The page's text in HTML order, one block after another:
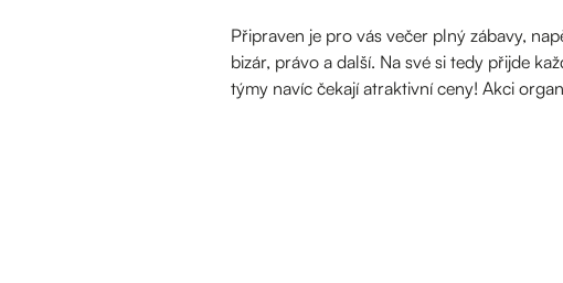
Připraven je pro vás večer plný zábavy,
bizár, právo a další. Na své si tedy přijde
týmy navíc čekají atraktivní ceny! Akci